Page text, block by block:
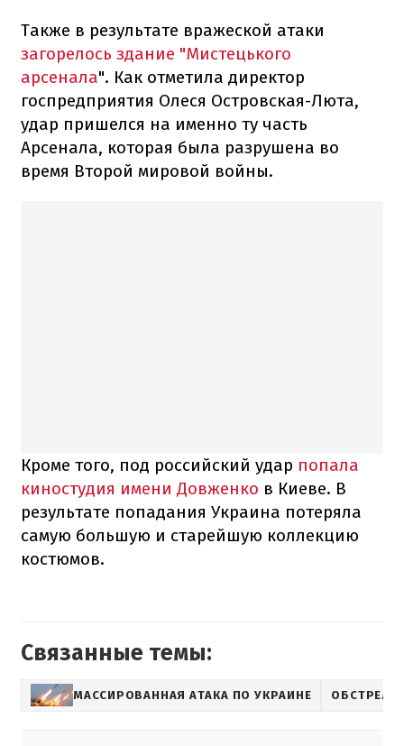
Также в результате вражеской атаки
загорелось здание "Мистецького
арсенала". Как отметила директор
госпредприятия Олеся Островская-Люта,
удар пришелся на именно ту часть
Арсенала, которая была разрушена во
время Второй мировой войны.
Кроме того, под российский удар попала
киностудия имени Довженко в Киеве. В
результате попадания Украина потеряла
самую большую и старейшую коллекцию
костюмов.
Связанные темы:
МАССИРОВАННАЯ АТАКА ПО УКРАИНЕ ОБСТРЕЛ